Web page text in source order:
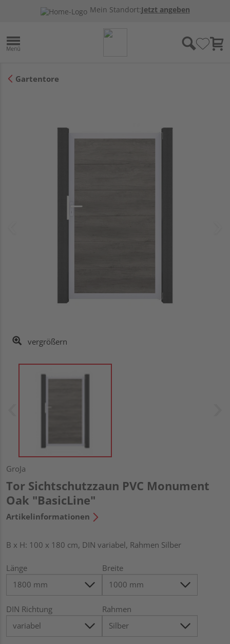
Mein Standort:Jetzt angeben
Gartentore
vergrößern
GroJa
Tor Sichtschutzzaun PVC Monument
Oak "BasicLine"
Artikelinformationen
B x H: 100 x 180 cm, DIN variabel, Rahmen Silber
Länge Breite
DIN Richtung Rahmen